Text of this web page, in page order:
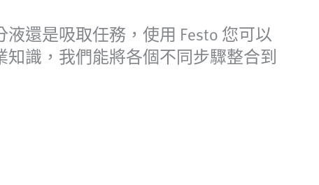
還是吸取任務，使用 Festo 您可以
識，我們能將各個不同步驟整合到